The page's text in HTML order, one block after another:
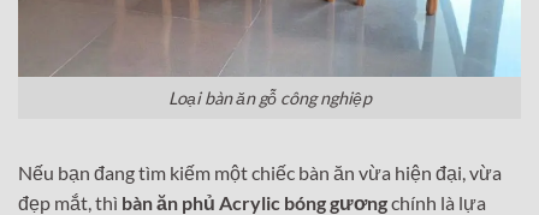
Loại bàn ăn gỗ công nghiệp
Nếu bạn đang tìm kiếm một chiếc bàn ăn vừa hiện đại, vừa
đẹp mắt, thì bàn ăn phủ Acrylic bóng gươngchính là lựa